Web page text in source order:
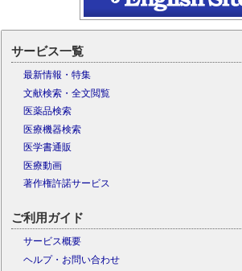
サービス一覧
最新情報・特集
文献検索・全文閲覧
医薬品検索
医療機器検索
医学書通販
医療動画
著作権許諾サービス
ご利用ガイド
サービス概要
ヘルプ・お問い合わせ